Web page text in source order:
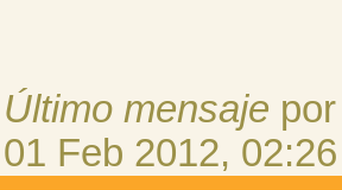
Último mensaje
01 Feb 2012, 02:26